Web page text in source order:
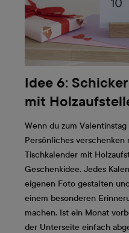
Idee 6:
mit
Wenn du zum
Persönliches verschenken
Tischkalender mit
Geschenkidee. Jedes
eigenen Foto gestalten
einem besonderen
machen. Ist ein Monat
der Unterseite einfach